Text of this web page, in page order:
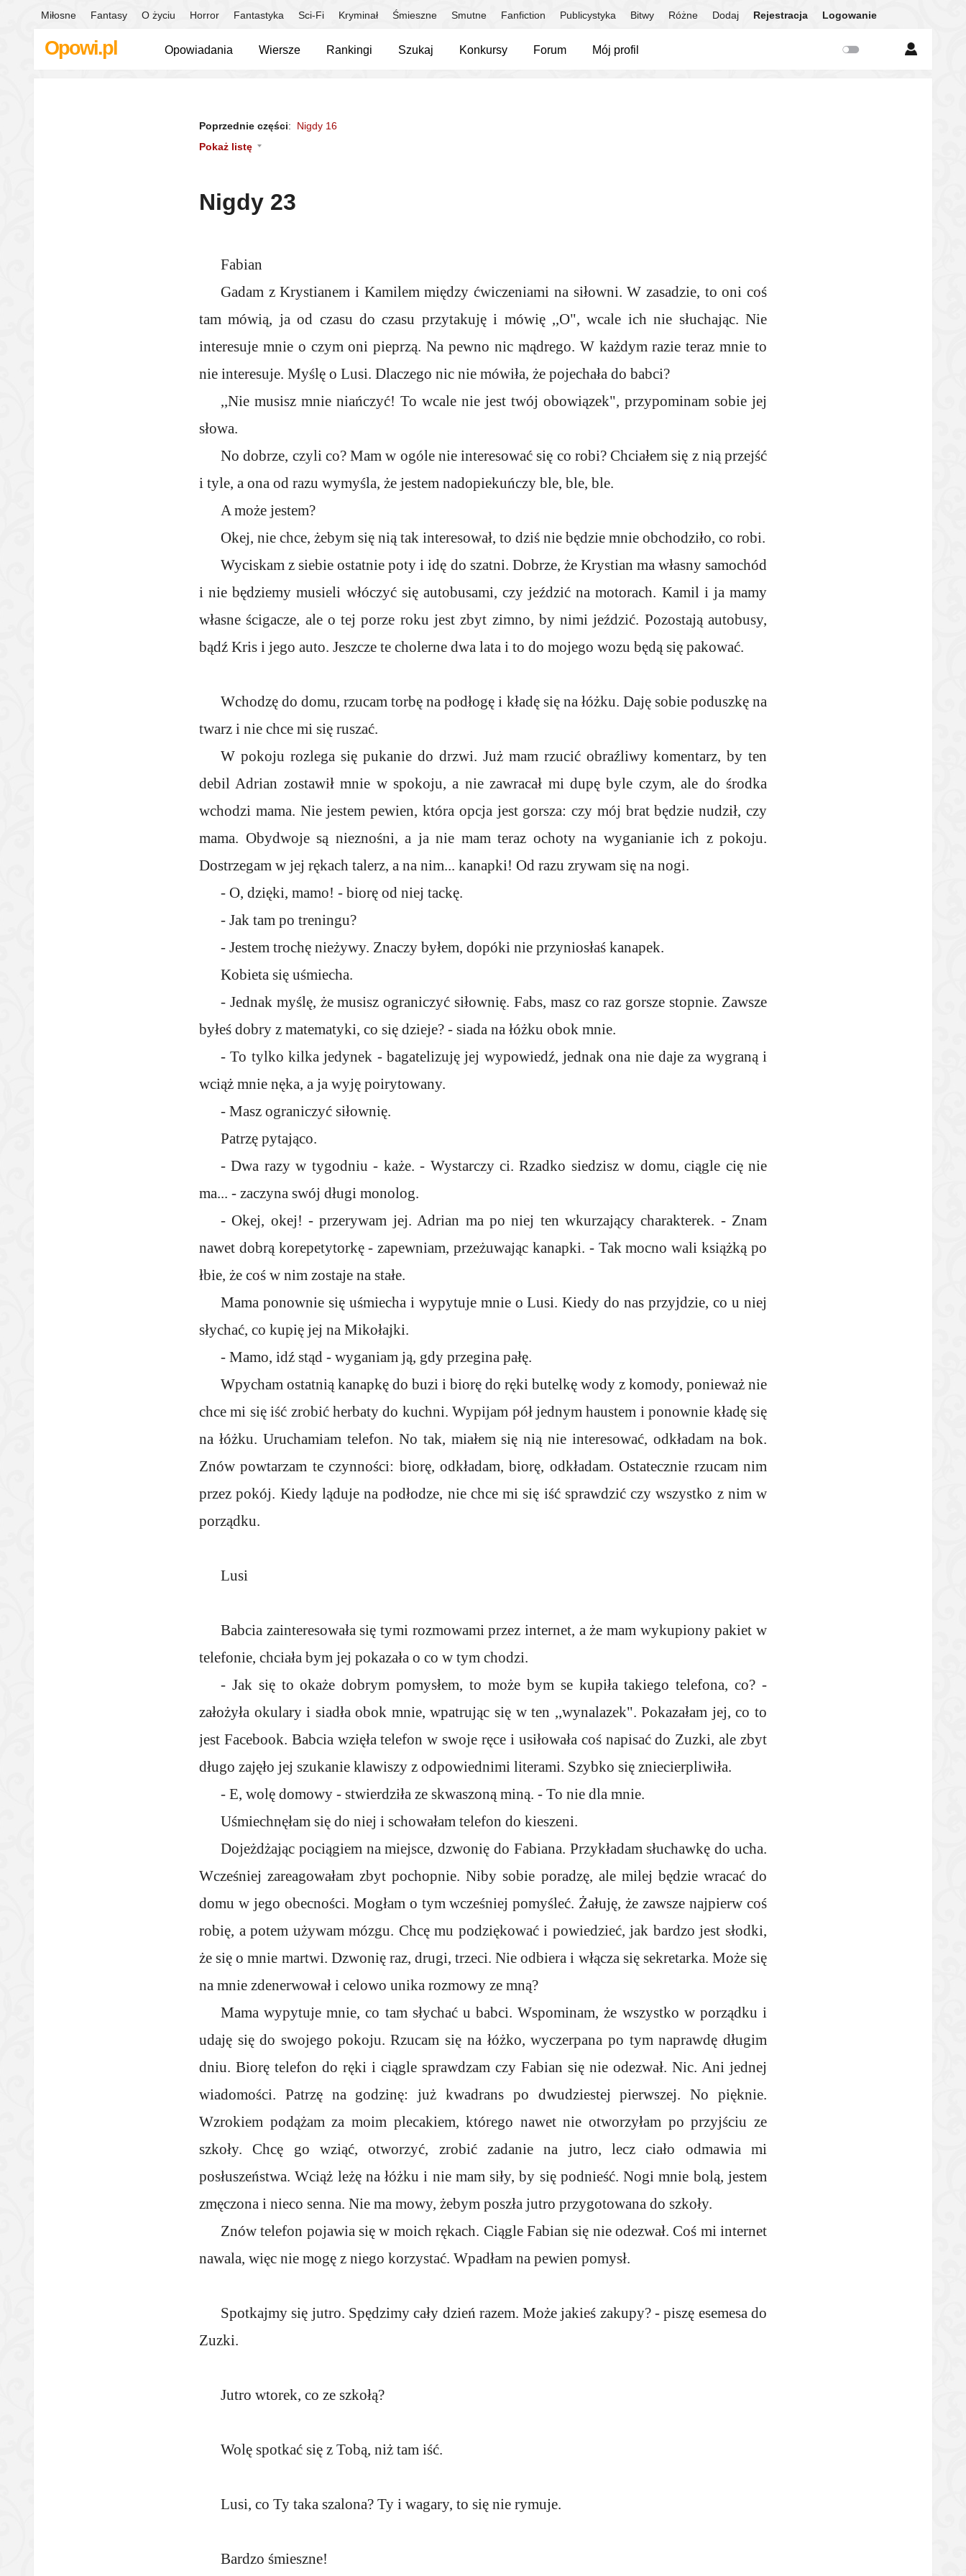
Miłosne Fantasy O życiu Horror Fantastyka Sci-Fi Kryminał Śmieszne Smutne Fanfiction Publicystyka Bitwy Różne Dodaj Rejestracja Logowanie
Opowi.pl Opowiadania Wiersze Rankingi Szukaj Konkursy Forum Mój profil
Poprzednie części: Nigdy 16
Pokaż listę
Nigdy 23
Fabian
Gadam z Krystianem i Kamilem między ćwiczeniami na siłowni. W zasadzie, to oni coś
tam mówią, ja od czasu do czasu przytakuję i mówię ,,O", wcale ich nie słuchając. Nie
interesuje mnie o czym oni pieprzą. Na pewno nic mądrego. W każdym razie teraz mnie to
nie interesuje. Myślę o Lusi. Dlaczego nic nie mówiła, że pojechała do babci?
,,Nie musisz mnie niańczyć! To wcale nie jest twój obowiązek", przypominam sobie jej
słowa.
No dobrze, czyli co? Mam w ogóle nie interesować się co robi? Chciałem się z nią przejść
i tyle, a ona od razu wymyśla, że jestem nadopiekuńczy ble, ble, ble.
A może jestem?
Okej, nie chce, żebym się nią tak interesował, to dziś nie będzie mnie obchodziło, co robi.
Wyciskam z siebie ostatnie poty i idę do szatni. Dobrze, że Krystian ma własny samochód
i nie będziemy musieli włóczyć się autobusami, czy jeździć na motorach. Kamil i ja mamy
własne ścigacze, ale o tej porze roku jest zbyt zimno, by nimi jeździć. Pozostają autobusy,
bądź Kris i jego auto. Jeszcze te cholerne dwa lata i to do mojego wozu będą się pakować.
Wchodzę do domu, rzucam torbę na podłogę i kładę się na łóżku. Daję sobie poduszkę na
twarz i nie chce mi się ruszać.
W pokoju rozlega się pukanie do drzwi. Już mam rzucić obraźliwy komentarz, by ten
debil Adrian zostawił mnie w spokoju, a nie zawracał mi dupę byle czym, ale do środka
wchodzi mama. Nie jestem pewien, która opcja jest gorsza: czy mój brat będzie nudził, czy
mama. Obydwoje są nieznośni, a ja nie mam teraz ochoty na wyganianie ich z pokoju.
Dostrzegam w jej rękach talerz, a na nim... kanapki! Od razu zrywam się na nogi.
- O, dzięki, mamo! - biorę od niej tackę.
- Jak tam po treningu?
- Jestem trochę nieżywy. Znaczy byłem, dopóki nie przyniosłaś kanapek.
Kobieta się uśmiecha.
- Jednak myślę, że musisz ograniczyć siłownię. Fabs, masz co raz gorsze stopnie. Zawsze
byłeś dobry z matematyki, co się dzieje? - siada na łóżku obok mnie.
- To tylko kilka jedynek - bagatelizuję jej wypowiedź, jednak ona nie daje za wygraną i
wciąż mnie nęka, a ja wyję poirytowany.
- Masz ograniczyć siłownię.
Patrzę pytająco.
- Dwa razy w tygodniu - każe. - Wystarczy ci. Rzadko siedzisz w domu, ciągle cię nie
ma... - zaczyna swój długi monolog.
- Okej, okej! - przerywam jej. Adrian ma po niej ten wkurzający charakterek. - Znam
nawet dobrą korepetytorkę - zapewniam, przeżuwając kanapki. - Tak mocno wali książką po
łbie, że coś w nim zostaje na stałe.
Mama ponownie się uśmiecha i wypytuje mnie o Lusi. Kiedy do nas przyjdzie, co u niej
słychać, co kupię jej na Mikołajki.
- Mamo, idź stąd - wyganiam ją, gdy przegina pałę.
Wpycham ostatnią kanapkę do buzi i biorę do ręki butelkę wody z komody, ponieważ nie
chce mi się iść zrobić herbaty do kuchni. Wypijam pół jednym haustem i ponownie kładę się
na łóżku. Uruchamiam telefon. No tak, miałem się nią nie interesować, odkładam na bok.
Znów powtarzam te czynności: biorę, odkładam, biorę, odkładam. Ostatecznie rzucam nim
przez pokój. Kiedy ląduje na podłodze, nie chce mi się iść sprawdzić czy wszystko z nim w
porządku.
Lusi
Babcia zainteresowała się tymi rozmowami przez internet, a że mam wykupiony pakiet w
telefonie, chciała bym jej pokazała o co w tym chodzi.
- Jak się to okaże dobrym pomysłem, to może bym se kupiła takiego telefona, co? -
założyła okulary i siadła obok mnie, wpatrując się w ten ,,wynalazek". Pokazałam jej, co to
jest Facebook. Babcia wzięła telefon w swoje ręce i usiłowała coś napisać do Zuzki, ale zbyt
długo zajęło jej szukanie klawiszy z odpowiednimi literami. Szybko się zniecierpliwiła.
- E, wolę domowy - stwierdziła ze skwaszoną miną. - To nie dla mnie.
Uśmiechnęłam się do niej i schowałam telefon do kieszeni.
Dojeżdżając pociągiem na miejsce, dzwonię do Fabiana. Przykładam słuchawkę do ucha.
Wcześniej zareagowałam zbyt pochopnie. Niby sobie poradzę, ale milej będzie wracać do
domu w jego obecności. Mogłam o tym wcześniej pomyśleć. Żałuję, że zawsze najpierw coś
robię, a potem używam mózgu. Chcę mu podziękować i powiedzieć, jak bardzo jest słodki,
że się o mnie martwi. Dzwonię raz, drugi, trzeci. Nie odbiera i włącza się sekretarka. Może się
na mnie zdenerwował i celowo unika rozmowy ze mną?
Mama wypytuje mnie, co tam słychać u babci. Wspominam, że wszystko w porządku i
udaję się do swojego pokoju. Rzucam się na łóżko, wyczerpana po tym naprawdę długim
dniu. Biorę telefon do ręki i ciągle sprawdzam czy Fabian się nie odezwał. Nic. Ani jednej
wiadomości. Patrzę na godzinę: już kwadrans po dwudziestej pierwszej. No pięknie.
Wzrokiem podążam za moim plecakiem, którego nawet nie otworzyłam po przyjściu ze
szkoły. Chcę go wziąć, otworzyć, zrobić zadanie na jutro, lecz ciało odmawia mi
posłuszeństwa. Wciąż leżę na łóżku i nie mam siły, by się podnieść. Nogi mnie bolą, jestem
zmęczona i nieco senna. Nie ma mowy, żebym poszła jutro przygotowana do szkoły.
Znów telefon pojawia się w moich rękach. Ciągle Fabian się nie odezwał. Coś mi internet
nawala, więc nie mogę z niego korzystać. Wpadłam na pewien pomysł.
Spotkajmy się jutro. Spędzimy cały dzień razem. Może jakieś zakupy? - piszę esemesa do
Zuzki.
Jutro wtorek, co ze szkołą?
Wolę spotkać się z Tobą, niż tam iść.
Lusi, co Ty taka szalona? Ty i wagary, to się nie rymuje.
Bardzo śmieszne!